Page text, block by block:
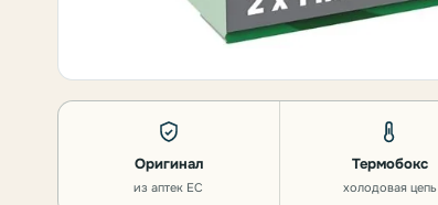
Оригинал
из аптек ЕС
Термобокс
холодовая цепь